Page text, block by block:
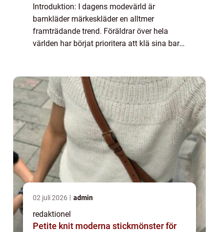
Introduktion: I dagens modevärld är
barnkläder märkeskläder en alltmer
framträdande trend. Föräldrar över hela
världen har börjat prioritera att klä sina barn
öve...
02 juli 2026 admin
redaktionel
Petite knit moderna stickmönster för